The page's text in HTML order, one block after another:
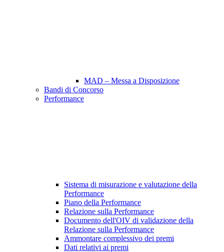
MAD – Messa a Disposizione
Bandi di Concorso
Performance
Sistema di misurazione e valutazione della
Performance
Piano della Performance
Relazione sulla Performance
Documento dell'OIV di validazione della
Relazione sulla Performance
Ammontare complessivo dei premi
Dati relativi ai premi